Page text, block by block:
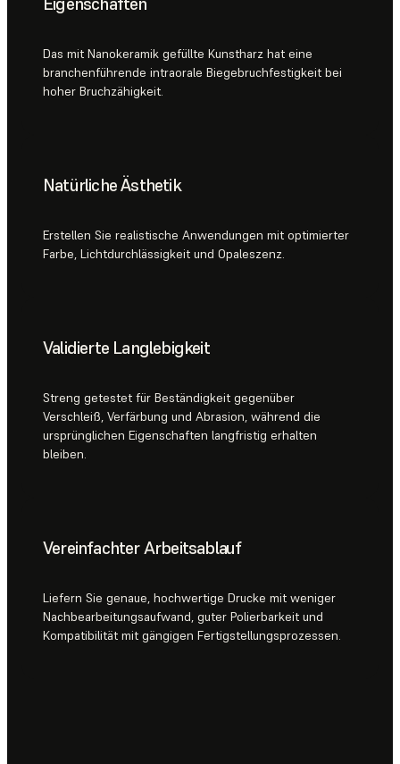
Das mit Nanokeramik gefüllte Kunstharz hat eine
branchenführende intraorale Biegebruchfestigkeit bei
hoher Bruchzähigkeit.
Natürliche Ästhetik
Erstellen Sie realistische Anwendungen mit optimierter
Farbe, Lichtdurchlässigkeit und Opaleszenz.
Validierte Langlebigkeit
Streng getestet für Beständigkeit gegenüber
Verschleiß, Verfärbung und Abrasion, während die
ursprünglichen Eigenschaften langfristig erhalten
bleiben.
Vereinfachter Arbeitsablauf
Liefern Sie genaue, hochwertige Drucke mit weniger
Nachbearbeitungsaufwand, guter Polierbarkeit und
Kompatibilität mit gängigen Fertigstellungsprozessen.